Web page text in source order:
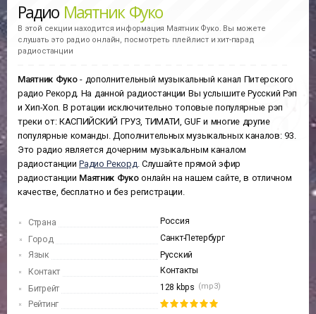
Радио Маятник Фуко
В этой секции находится информация Маятник Фуко. Вы можете
слушать это радио онлайн, посмотреть плейлист и хит-парад
радиостанции
Маятник Фуко- дополнительный музыкальный канал Питерского
радио Рекорд. На данной радиостанции Вы услышите Русский Рэп
и Хип-Хоп. В ротации исключительно топовые популярные рэп
треки от: КАСПИЙСКИЙ ГРУЗ, ТИМАТИ, GUF и многие другие
популярные команды. Дополнительных музыкальных каналов: 93.
Это радио является дочерним музыкальным каналом
радиостанцииРадио Рекорд . Слушайте прямой эфир
радиостанции Маятник Фукоонлайн на нашем сайте, в отличном
качестве, бесплатно и без регистрации.
Страна
Россия
Город
Санкт-Петербург
Язык
Русский
Контакт
Контакты
Битрейт
128 kbps (mp3)
Рейтинг